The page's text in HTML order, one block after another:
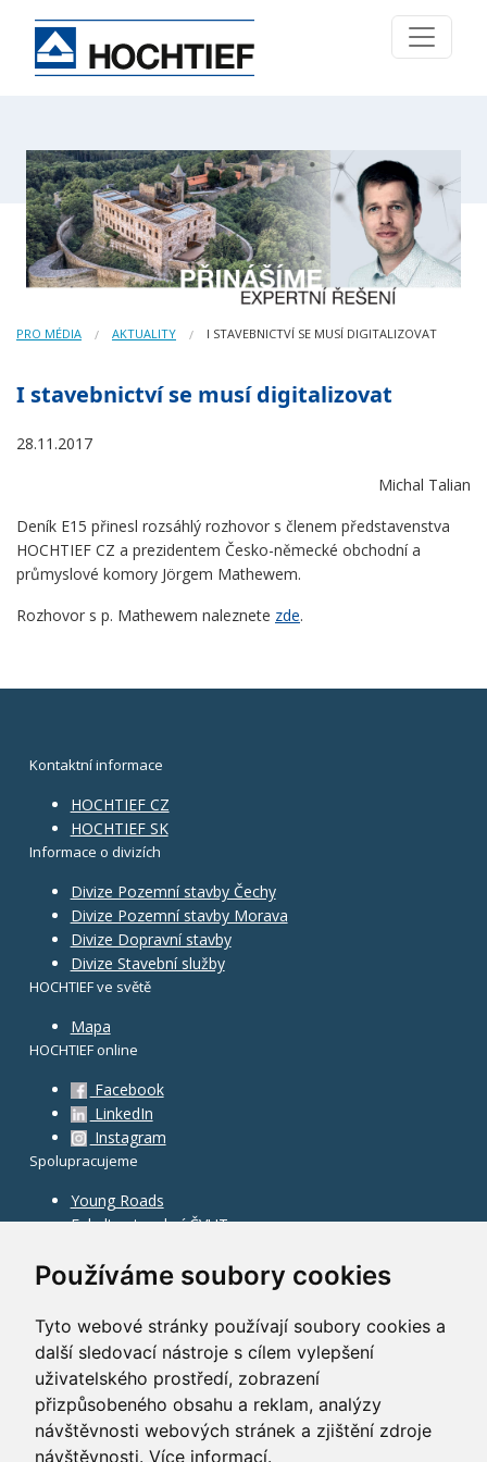
Používáme soubory cookies
Tyto webové stránky používají soubory cookies a
další sledovací nástroje s cílem vylepšení
uživatelského prostředí, zobrazení
přizpůsobeného obsahu a reklam, analýzy
návštěvnosti webových stránek a zjištění zdroje
návštěvnosti. Více informací.
PRO MÉDIA AKTUALITY I STAVEBNICTVÍ SE MUSÍ DIGITALIZOVAT
I stavebnictví se musí digitalizovat
28.11.2017
Michal Talian
Deník E15 přinesl rozsáhlý rozhovor s členem představenstva
HOCHTIEF CZ a prezidentem Česko-německé obchodní a
průmyslové komory Jörgem Mathewem.
Rozhovor s p. Mathewem naleznete zde.
Kontaktní informace
HOCHTIEF CZ
HOCHTIEF SK
Informace o divizích
Divize Pozemní stavby Čechy
Divize Pozemní stavby Morava
Divize Dopravní stavby
Divize Stavební služby
HOCHTIEF ve světě
Mapa
HOCHTIEF online
Facebook
LinkedIn
Instagram
Spolupracujeme
Young Roads
Fakulta stavební ČVUT